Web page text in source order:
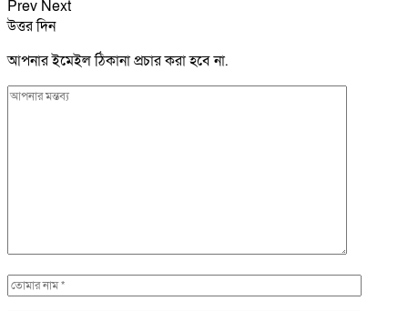
Prev Next
উত্তর দিন
আপনার ইমেইল ঠিকানা প্রচার করা হবে না.